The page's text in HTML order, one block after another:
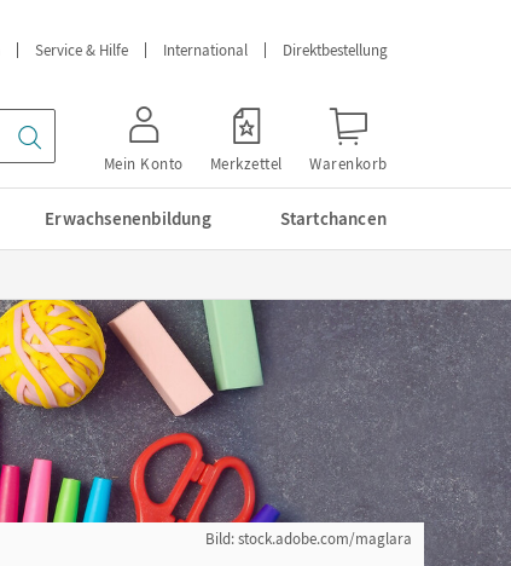
Service & Hilfe International Direktbestellung
Mein Konto Merkzettel Warenkorb
Erwachsenenbildung Startchancen
Bild: stock.adobe.com/maglara